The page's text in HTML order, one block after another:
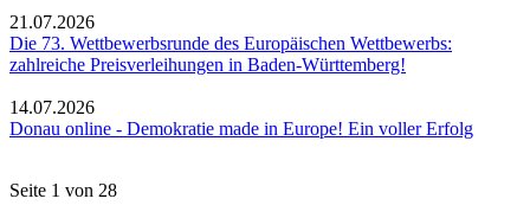
21.07.2026
Die 73. Wettbewerbsrunde des Europäischen Wettbewerbs:
zahlreiche Preisverleihungen in Baden-Württemberg!
14.07.2026
Donau online - Demokratie made in Europe! Ein voller Erfolg
Seite 1 von 28